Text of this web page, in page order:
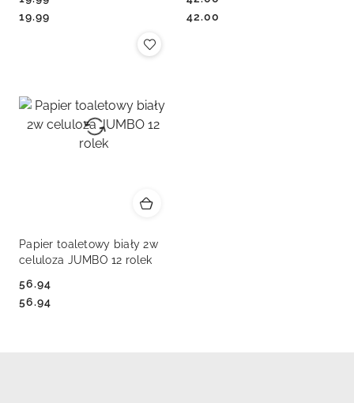
Cena:
Cena:
19.99 Cena:
Cena:
42.00
Papier toaletowy biały 2w
celuloza JUMBO 12 rolek
Cena:
56.94
Cena:
56.94